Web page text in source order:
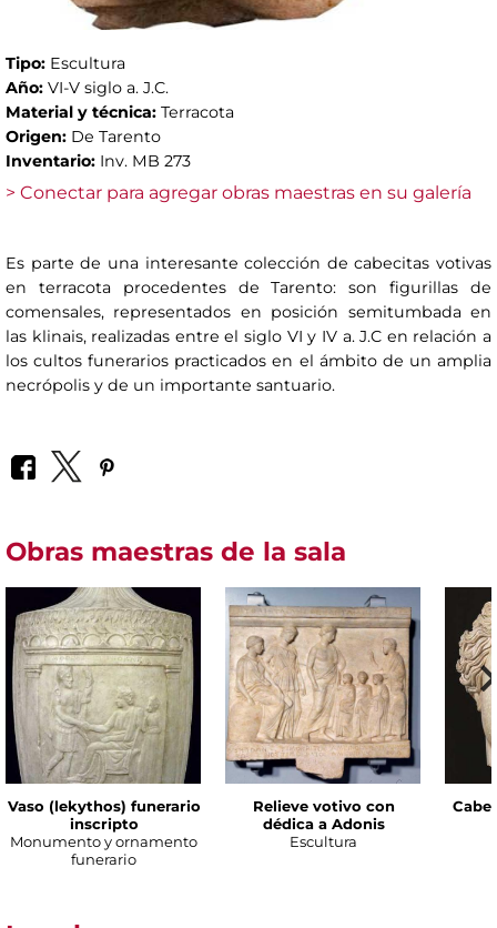
Tipo: Escultura
Año: VI-V siglo a. J.C.
Material y técnica: Terracota
Origen: De Tarento
Inventario: Inv. MB 273
> Conectar para agregar obras maestras en su galería
Es parte de una interesante colección de cabecitas votivas
en terracota procedentes de Tarento: son figurillas de
comensales, representados en posición semitumbada en
las klinais, realizadas entre el siglo VI y IV a. J.C en relación a
los cultos funerarios practicados en el ámbito de un amplia
necrópolis y de un importante santuario.
Obras maestras de la sala
Vaso (lekythos) funerario
inscripto
Monumento y ornamento
funerario
Relieve votivo con
dédica a Adonis
Escultura